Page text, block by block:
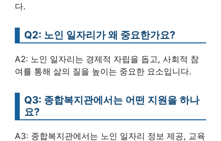
다.
Q2: 노인 일자리가 왜 중요한가요?
A2: 노인 일자리는 경제적 자립을 돕고, 사회적 참
여를 통해 삶의 질을 높이는 중요한 요소입니다.
Q3: 종합복지관에서는 어떤 지원을 하나
요?
A3: 종합복지관에서는 노인 일자리 정보 제공, 교육